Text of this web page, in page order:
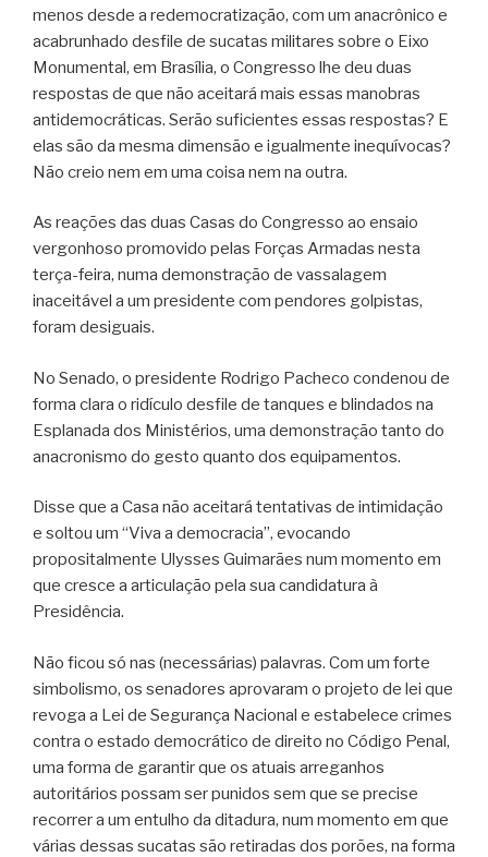
menos desde a redemocratização, com um anacrônico e
acabrunhado desfile de sucatas militares sobre o Eixo
Monumental, em Brasília, o Congresso lhe deu duas
respostas de que não aceitará mais essas manobras
antidemocráticas. Serão suficientes essas respostas? E
elas são da mesma dimensão e igualmente inequívocas?
Não creio nem em uma coisa nem na outra.
As reações das duas Casas do Congresso ao ensaio
vergonhoso promovido pelas Forças Armadas nesta
terça-feira, numa demonstração de vassalagem
inaceitável a um presidente com pendores golpistas,
foram desiguais.
No Senado, o presidente Rodrigo Pacheco condenou de
forma clara o ridículo desfile de tanques e blindados na
Esplanada dos Ministérios, uma demonstração tanto do
anacronismo do gesto quanto dos equipamentos.
Disse que a Casa não aceitará tentativas de intimidação
e soltou um “Viva a democracia”, evocando
propositalmente Ulysses Guimarães num momento em
que cresce a articulação pela sua candidatura à
Presidência.
Não ficou só nas (necessárias) palavras. Com um forte
simbolismo, os senadores aprovaram o projeto de lei que
revoga a Lei de Segurança Nacional e estabelece crimes
contra o estado democrático de direito no Código Penal,
uma forma de garantir que os atuais arreganhos
autoritários possam ser punidos sem que se precise
recorrer a um entulho da ditadura, num momento em que
várias dessas sucatas são retiradas dos porões, na forma